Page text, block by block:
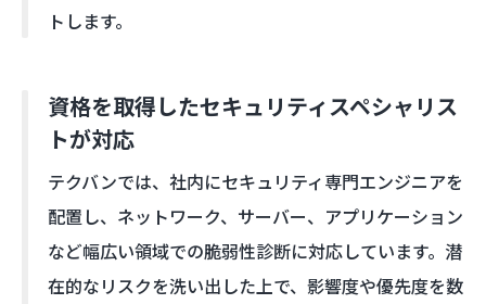
トします。
資格を取得したセキュリティスペシャリス
トが対応
テクバンでは、社内にセキュリティ専門エンジニアを
配置し、ネットワーク、サーバー、アプリケーション
など幅広い領域での脆弱性診断に対応しています。潜
在的なリスクを洗い出した上で、影響度や優先度を数